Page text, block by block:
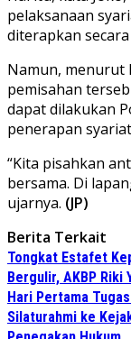
pelaksanaan
diterapkan
Namun, menurut
pemisahan
dapat dilakukan
penerapan
“Kita pisahkan
bersama. Di
ujarnya. (JP)
Berita Terkait
Tongkat Estafet
Bergulir, AKBP Riki
Hari Pertama
Silaturahmi ke